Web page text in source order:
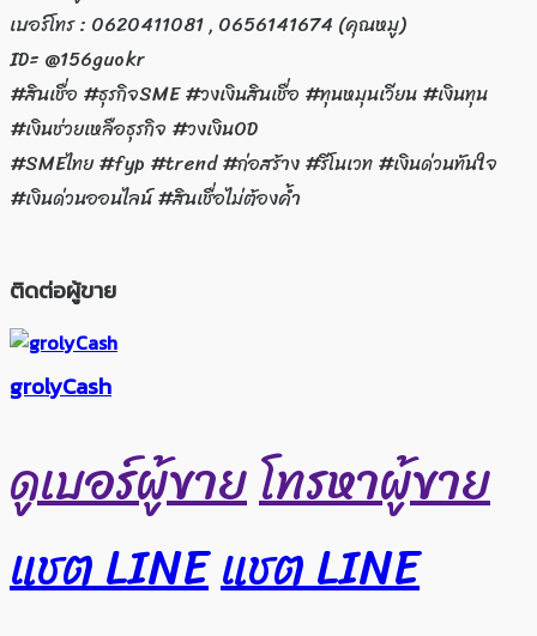
เบอร์โทร : 0620411081 , 0656141674 (คุณหมู)
ID= @156guokr
#สินเชื่อ #ธุรกิจSME #วงเงินสินเชื่อ #ทุนหมุนเวียน #เงินทุน
#เงินช่วยเหลือธุรกิจ #วงเงินOD
#SMEไทย #fyp #trend #ก่อสร้าง #รีโนเวท #เงินด่วนทันใจ
#เงินด่วนออนไลน์ #สินเชื่อไม่ต้องค้ำ
ติดต่อผู้ขาย
grolyCash
ดูเบอร์ผู้ขายโทรหาผู้ขาย
แชต LINEแชต LINE